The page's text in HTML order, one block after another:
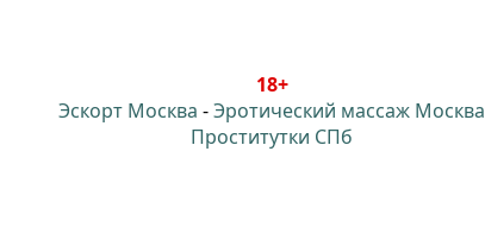
18+
Эскорт Москва -Эротический массаж Москва
Проститутки СПб